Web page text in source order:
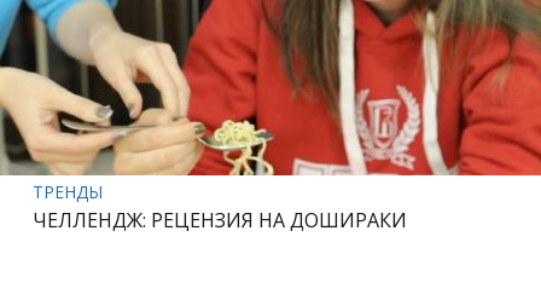
ТРЕНДЫ
ЧЕЛЛЕНДЖ: РЕЦЕНЗИЯ НА ДОШИРАКИ